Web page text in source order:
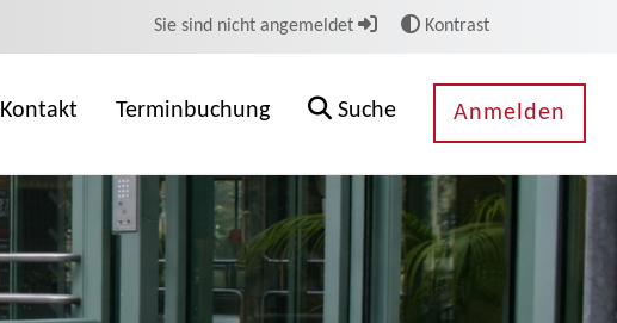
Sie sind nicht angemeldet Kontrast
Kontakt Terminbuchung Suche Anmelden